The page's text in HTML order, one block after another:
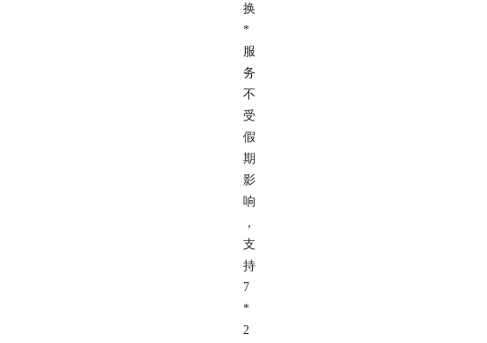
换
*
服
务
不
受
假
期
影
响
，
支
持
7
*
2